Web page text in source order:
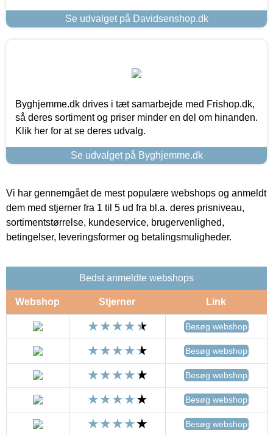
Se udvalget på Davidsenshop.dk
Byghjemme.dk drives i tæt samarbejde med Frishop.dk,
så deres sortiment og priser minder en del om hinanden.
Klik her for at se deres udvalg.
Se udvalget på Byghjemme.dk
Vi har gennemgået de mest populære webshops og anmeldt
dem med stjerner fra 1 til 5 ud fra bl.a. deres prisniveau,
sortimentstørrelse, kundeservice, brugervenlighed,
betingelser, leveringsformer og betalingsmuligheder.
Bedst anmeldte webshops
Webshop Stjerner Link
Besøg webshop
Besøg webshop
Besøg webshop
Besøg webshop
Besøg webshop